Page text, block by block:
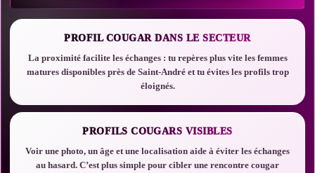
PROFIL COUGAR DANS LE SECTEUR
La proximité facilite les échanges : tu repères plus vite les femmes
matures disponibles près de Saint-André et tu évites les profils trop
éloignés.
PROFILS COUGARS VISIBLES
Voir une photo, un âge et une localisation aide à éviter les échanges
au hasard. C’est plus simple pour cibler une rencontre cougar